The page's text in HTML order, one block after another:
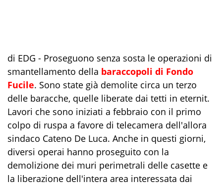
di EDG - Proseguono senza sosta le operazioni di
smantellamento della baraccopoli di Fondo
Fucile. Sono state già demolite circa un terzo
delle baracche, quelle liberate dai tetti in eternit.
Lavori che sono iniziati a febbraio con il primo
colpo di ruspa a favore di telecamera dell'allora
sindaco Cateno De Luca. Anche in questi giorni,
diversi operai hanno proseguito con la
demolizione dei muri perimetrali delle casette e
la liberazione dell'intera area interessata dai